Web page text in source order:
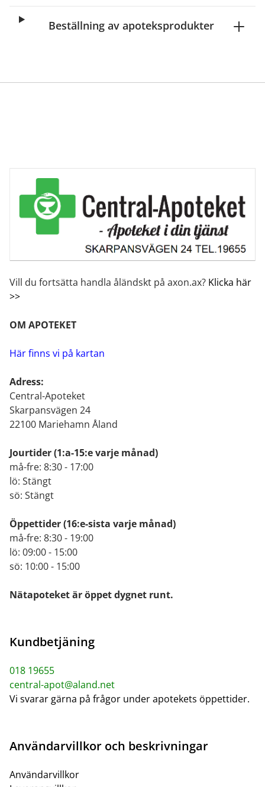
Beställning av apoteksprodukter
Vill du fortsätta handla åländskt på axon.ax? Klicka här
>>
OM APOTEKET
Här finns vi på kartan
Adress:
Central-Apoteket
Skarpansvägen 24
22100 Mariehamn Åland
Jourtider(1:a-15:e varje månad)
må-fre: 8:30 - 17:00
lö: Stängt
sö: Stängt
Öppettider(16:e-sista varje månad)
må-fre: 8:30 - 19:00
lö: 09:00 - 15:00
sö: 10:00 - 15:00
Nätapoteket är öppet dygnet runt.
Kundbetjäning
018 19655
central-apot@aland.net
Vi svarar gärna på frågor under apotekets öppettider.
Användarvillkor och beskrivningar
Användarvillkor